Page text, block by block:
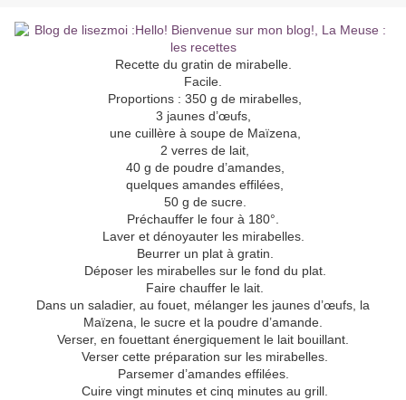
Recette du gratin de mirabelle.
Facile.
Proportions : 350 g de mirabelles,
3 jaunes d’œufs,
une cuillère à soupe de Maïzena,
2 verres de lait,
40 g de poudre d’amandes,
quelques amandes effilées,
50 g de sucre.
Préchauffer le four à 180°.
Laver et dénoyauter les mirabelles.
Beurrer un plat à gratin.
Déposer les mirabelles sur le fond du plat.
Faire chauffer le lait.
Dans un saladier, au fouet, mélanger les jaunes d’œufs, la
Maïzena, le sucre et la poudre d’amande.
Verser, en fouettant énergiquement le lait bouillant.
Verser cette préparation sur les mirabelles.
Parsemer d’amandes effilées.
Cuire vingt minutes et cinq minutes au grill.